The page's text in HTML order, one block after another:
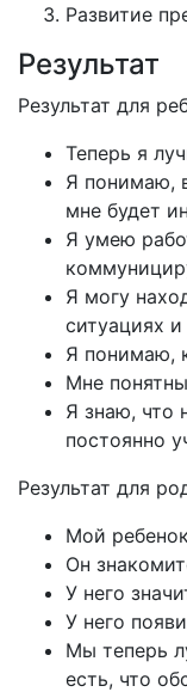
Развитие
Результат
Результат для
Теперь я
Я понимаю,
мне будет
Я умею
Я могу
ситуациях
Я понимаю,
Мне
Я знаю, что
постоянно
Результат для
Мой
Он
У него
У него
Мы теперь
есть, что